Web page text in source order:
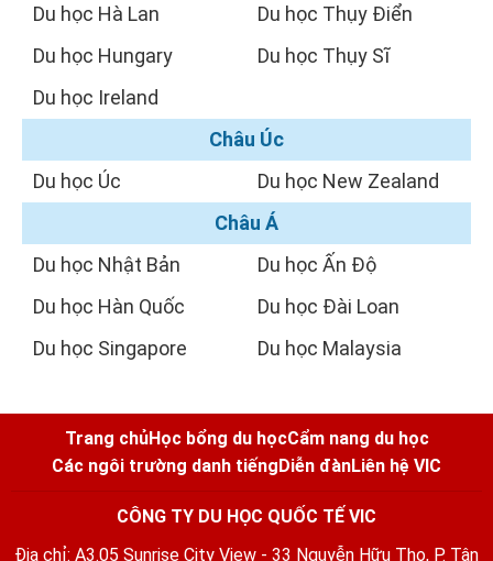
Du học Hà Lan
Du học Hungary
Du học Ireland
Du học Thụy Điển
Du học Thụy Sĩ
Châu Úc
Du học Úc
Du học New Zealand
Châu Á
Du học Nhật Bản
Du học Hàn Quốc
Du học Singapore
Du học Ấn Độ
Du học Đài Loan
Du học Malaysia
Trang chủHọc bổng du họcCẩm nang du học
Các ngôi trường danh tiếngDiễn đànLiên hệ VIC
CÔNG TY DU HỌC QUỐC TẾ VIC
Địa chỉ: A3.05 Sunrise City View - 33 Nguyễn Hữu Thọ, P. Tân